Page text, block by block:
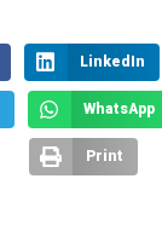
LinkedIn
WhatsApp
Print